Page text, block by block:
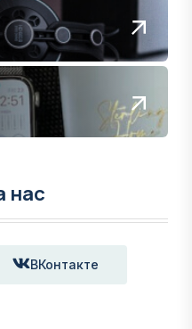
нас
ВКонтакте